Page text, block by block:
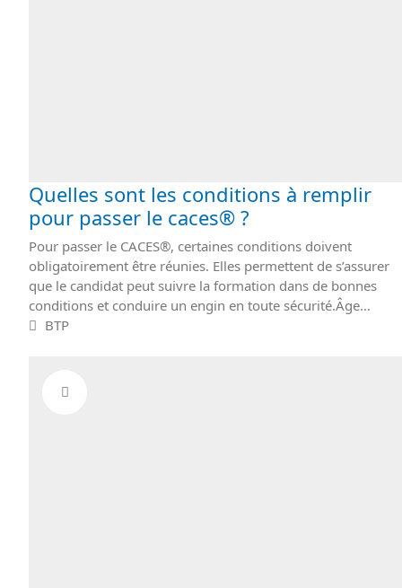
Quelles sont les conditions à remplir
pour passer le caces® ?
Pour passer le CACES®, certaines conditions doivent
obligatoirement être réunies. Elles permettent de s’assurer
que le candidat peut suivre la formation dans de bonnes
conditions et conduire un engin en toute sécurité.Âge…
BTP